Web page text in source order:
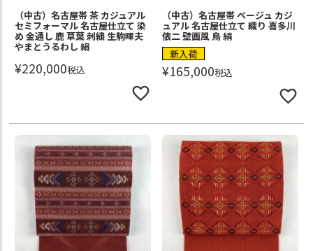
（中古）名古屋帯 茶 カジュアル
セミフォーマル 名古屋仕立て 染
め 金通し 鹿 草葉 刺繍 生駒暉夫
やまとうるわし 絹
¥220,000税込
（中古）名古屋帯 ベージュ カジ
ュアル 名古屋仕立て 織り 喜多川
俵二 壁画風 鳥 絹
新入荷
¥165,000税込